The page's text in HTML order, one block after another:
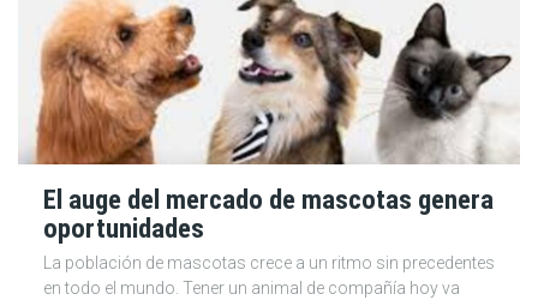
El auge del mercado de mascotas genera
oportunidades
La población de mascotas crece a un ritmo sin precedentes
en todo el mundo. Tener un animal de compañía hoy va